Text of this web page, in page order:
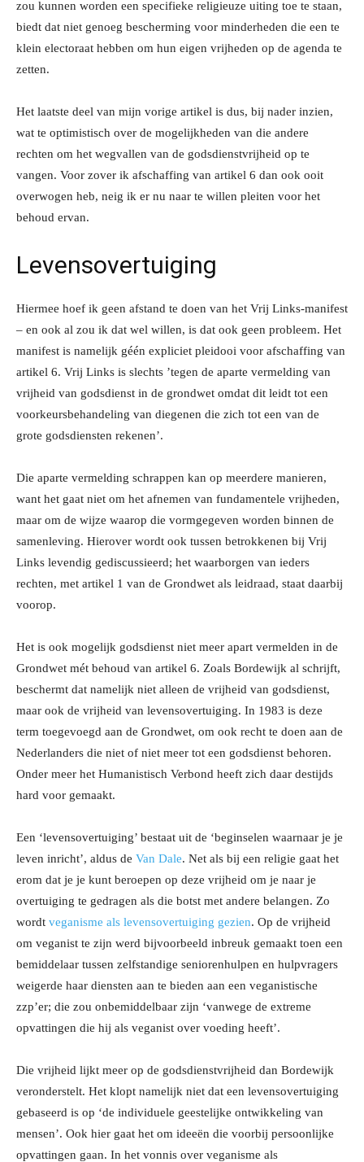
zou kunnen worden een specifieke religieuze uiting toe te staan,
biedt dat niet genoeg bescherming voor minderheden die een te
klein electoraat hebben om hun eigen vrijheden op de agenda te
zetten.
Het laatste deel van mijn vorige artikel is dus, bij nader inzien,
wat te optimistisch over de mogelijkheden van die andere
rechten om het wegvallen van de godsdienstvrijheid op te
vangen. Voor zover ik afschaffing van artikel 6 dan ook ooit
overwogen heb, neig ik er nu naar te willen pleiten voor het
behoud ervan.
Levensovertuiging
Hiermee hoef ik geen afstand te doen van het Vrij Links-manifest
– en ook al zou ik dat wel willen, is dat ook geen probleem. Het
manifest is namelijk géén expliciet pleidooi voor afschaffing van
artikel 6. Vrij Links is slechts ’tegen de aparte vermelding van
vrijheid van godsdienst in de grondwet omdat dit leidt tot een
voorkeursbehandeling van diegenen die zich tot een van de
grote godsdiensten rekenen’.
Die aparte vermelding schrappen kan op meerdere manieren,
want het gaat niet om het afnemen van fundamentele vrijheden,
maar om de wijze waarop die vormgegeven worden binnen de
samenleving. Hierover wordt ook tussen betrokkenen bij Vrij
Links levendig gediscussieerd; het waarborgen van ieders
rechten, met artikel 1 van de Grondwet als leidraad, staat daarbij
voorop.
Het is ook mogelijk godsdienst niet meer apart vermelden in de
Grondwet mét behoud van artikel 6. Zoals Bordewijk al schrijft,
beschermt dat namelijk niet alleen de vrijheid van godsdienst,
maar ook de vrijheid van levensovertuiging. In 1983 is deze
term toegevoegd aan de Grondwet, om ook recht te doen aan de
Nederlanders die niet of niet meer tot een godsdienst behoren.
Onder meer het Humanistisch Verbond heeft zich daar destijds
hard voor gemaakt.
Een ‘levensovertuiging’ bestaat uit de ‘beginselen waarnaar je je
leven inricht’, aldus de Van Dale. Net als bij een religie gaat het
erom dat je je kunt beroepen op deze vrijheid om je naar je
overtuiging te gedragen als die botst met andere belangen. Zo
wordt veganisme als levensovertuiging gezien. Op de vrijheid
om veganist te zijn werd bijvoorbeeld inbreuk gemaakt toen een
bemiddelaar tussen zelfstandige seniorenhulpen en hulpvragers
weigerde haar diensten aan te bieden aan een veganistische
zzp’er; die zou onbemiddelbaar zijn ‘vanwege de extreme
opvattingen die hij als veganist over voeding heeft’.
Die vrijheid lijkt meer op de godsdienstvrijheid dan Bordewijk
veronderstelt. Het klopt namelijk niet dat een levensovertuiging
gebaseerd is op ‘de individuele geestelijke ontwikkeling van
mensen’. Ook hier gaat het om ideeën die voorbij persoonlijke
opvattingen gaan. In het vonnis over veganisme als